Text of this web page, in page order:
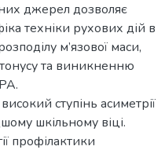
джерел дозволяє
техніки рухових дій в
м’язової маси,
та виникненню
ступінь асиметрії
шкільному віці.
профілактики